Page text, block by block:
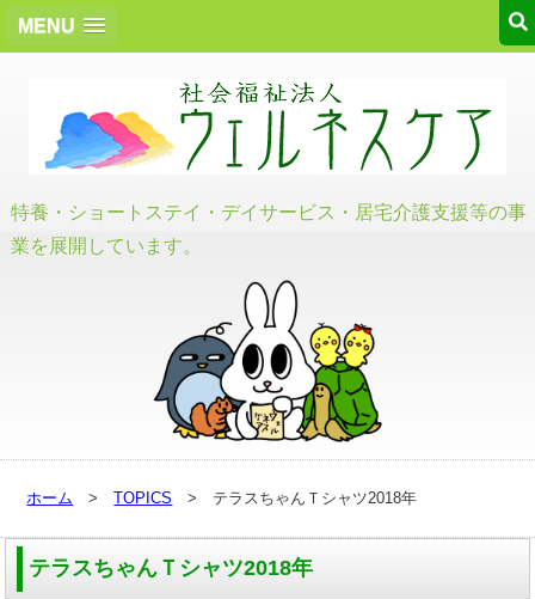
MENU
特養・ショートステイ・デイサービス・居宅介護支援等の事
業を展開しています。
ホーム >TOPICS > テラスちゃんＴシャツ2018年
テラスちゃんＴシャツ2018年